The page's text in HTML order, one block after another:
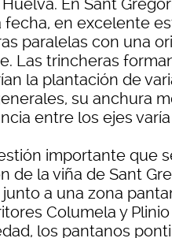
Huelva. En Sant
fecha, en excelente
paralelas con una
Las trincheras
la plantación de
su anchura
entre los ejes
importante que
de la viña de Sant
a una zona
Columela y
los pantanos